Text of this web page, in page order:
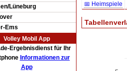
Lüneburg
Ems
Volley Mobil App
Ergebnisdienst für Ihr
Informationen zur
App
📅 Heimspiele